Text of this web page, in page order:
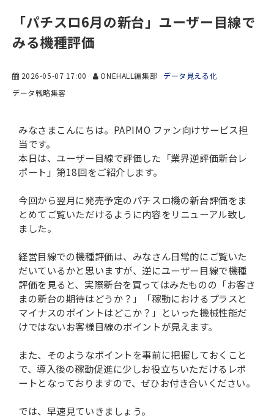
「パチスロ6月の新台」ユーザー目線で
みる機種評価
2026-05-07 17:00 ONEHALL編集部
データ見える化
データ戦略集客
みなさまこんにちは。PAPIMO ファン向けサービス担
当です。
本日は、ユーザー目線で評価した「業界逆評価新台レ
ポート」第18回をご紹介します。
今回から翌月に発売予定のパチスロ機の新台評価をま
とめてご覧いただけるように内容をリニューアル致し
ました。
経営目線での機種評価は、みなさん日常的にご覧いた
だいているかと思いますが、逆にユーザー目線で機種
評価を見ると、実際新台を買ってはみたものの「お客さ
まの新台の期待はどうか？」「稼動におけるプラスと
マイナスのポイントはどこか？」といった機械性能だ
けではないお客様目線のポイントが見えます。
また、そのようなポイントを事前に把握しておくこと
で、導入後の稼動促進に少しお役立ちいただけるレポ
ートとなっておりますので、ぜひお付き合いください。
では、早速見ていきましょう。